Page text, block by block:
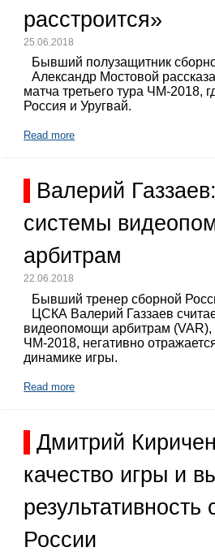
расстроится»
25.06.2018
Бывший полузащитник
Александр Мостовой
матча третьего тура ЧМ-2018,
Россия и Уругвай.
Read more
Валерий
системы
арбитрам
22.06.2018
Бывший тренер сборной
ЦСКА Валерий Газзаев
видеопомощи арбитрам (VAR),
ЧМ-2018, негативно
динамике игры.
Read more
Дмитрий
качество игры и
результативность
России